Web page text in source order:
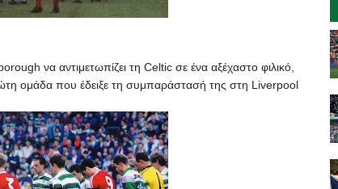
να αντιμετωπίζει τη Celtic σε ένα αξέχαστο φιλικό,
ομάδα που έδειξε τη συμπαράστασή της στη Liverpool